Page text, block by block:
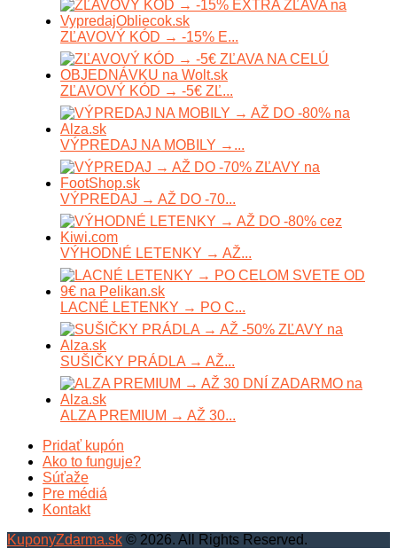
ZĽAVOVÝ KÓD → -15% E...
ZĽAVOVÝ KÓD → -5€ ZĽ...
VÝPREDAJ NA MOBILY →...
VÝPREDAJ → AŽ DO -70...
VÝHODNÉ LETENKY → AŽ...
LACNÉ LETENKY → PO C...
SUŠIČKY PRÁDLA → AŽ...
ALZA PREMIUM → AŽ 30...
Pridať kupón
Ako to funguje?
Súťaže
Pre médiá
Kontakt
KuponyZdarma.sk © 2026. All Rights Reserved.